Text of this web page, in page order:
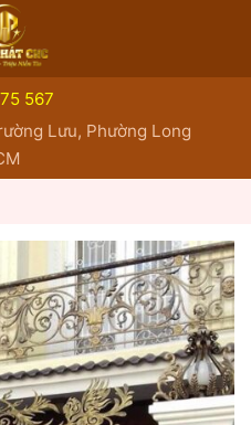
567
Lưu, Phường Long